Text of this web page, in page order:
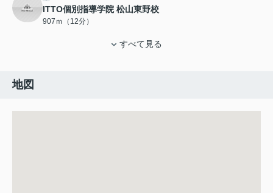
ITTO個別指導学院 松山東野校
907ｍ（12分）
すべて見る
地図